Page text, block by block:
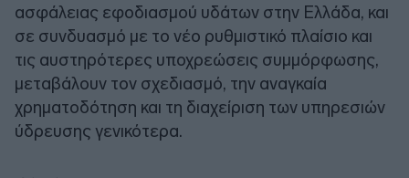
ασφάλειας εφοδιασμού υδάτων στην Ελλάδα, και
σε συνδυασμό με το νέο ρυθμιστικό πλαίσιο και
τις αυστηρότερες υποχρεώσεις συμμόρφωσης,
μεταβάλουν τον σχεδιασμό, την αναγκαία
χρηματοδότηση και τη διαχείριση των υπηρεσιών
ύδρευσης γενικότερα.